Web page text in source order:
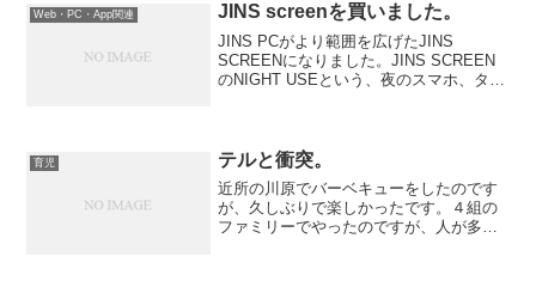
Web・PC・App関連 JINS screenを買いました。
JINS PCがより範囲を広げたJINS
SCREENになりました。JINS SCREEN
のNIGHT USEという、夜のスマホ、タブ
育児 テルと衝突。
近所の川原でバーベキューをしたのです
が、久しぶりで楽しかったです。４組の
ファミリーでやったのですが、人が多い